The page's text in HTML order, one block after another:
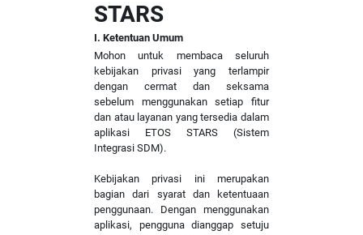
STARS
I. Ketentuan Umum
Mohon untuk membaca seluruh
kebijakan privasi yang terlampir
dengan cermat dan seksama
sebelum menggunakan setiap fitur
dan atau layanan yang tersedia dalam
aplikasi ETOS STARS (Sistem
Integrasi SDM).
Kebijakan privasi ini merupakan
bagian dari syarat dan ketentuaan
penggunaan. Dengan menggunakan
aplikasi, pengguna dianggap setuju